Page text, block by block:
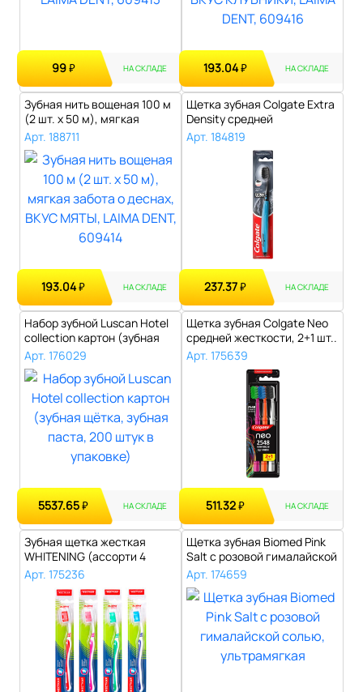
99₽ НА СКЛАДЕ 193.04₽ НА СКЛАДЕ
Зубная нить вощеная 100 м
(2 шт. х 50 м), мягкая
забота..
Арт. 188711
193.04₽ НА СКЛАДЕ
Щетка зубная Colgate Extra
Density средней
жесткости..
Арт. 184819
237.37₽ НА СКЛАДЕ
Набор зубной Luscan Hotel
collection картон (зубная
щёт..
Арт. 176029
5537.65₽ НА СКЛАДЕ
Щетка зубная Colgate Neo
средней жесткости, 2+1 шт..
Арт. 175639
511.32₽ НА СКЛАДЕ
Зубная щетка жесткая
WHITENING (ассорти 4
цвета), LAIMA..
Арт. 175236
Щетка зубная Biomed Pink
Salt с розовой гималайской
сол..
Арт. 174659